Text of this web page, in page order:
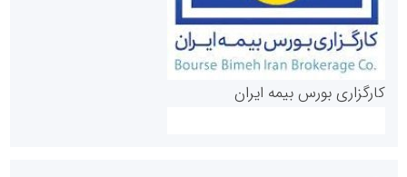
کارگزاری بورس بیمه ایران